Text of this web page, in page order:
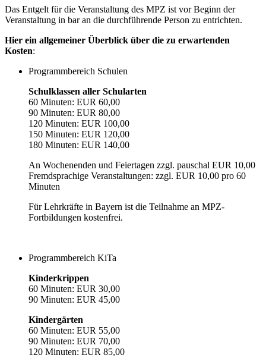
Das Entgelt für die Veranstaltung des MPZ ist vor Beginn der
Veranstaltung in bar an die durchführende Person zu entrichten.
Hier ein allgemeiner Überblick über die zu erwartenden
Kosten:
Programmbereich Schulen
Schulklassen aller Schularten
60 Minuten: EUR 60,00
90 Minuten: EUR 80,00
120 Minuten: EUR 100,00
150 Minuten: EUR 120,00
180 Minuten: EUR 140,00
An Wochenenden und Feiertagen zzgl. pauschal EUR 10,00
Fremdsprachige Veranstaltungen: zzgl. EUR 10,00 pro 60
Minuten
Für Lehrkräfte in Bayern ist die Teilnahme an MPZ-
Fortbildungen kostenfrei.
Programmbereich KiTa
Kinderkrippen
60 Minuten: EUR 30,00
90 Minuten: EUR 45,00
Kindergärten
60 Minuten: EUR 55,00
90 Minuten: EUR 70,00
120 Minuten: EUR 85,00